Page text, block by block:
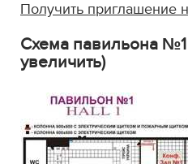
Получить приглашение
Схема павильона
увеличить)